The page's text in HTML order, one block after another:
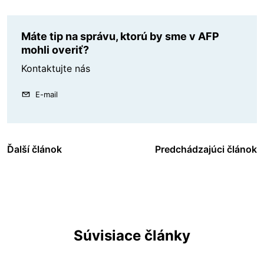
Máte tip na správu, ktorú by sme v AFP
mohli overiť?
Kontaktujte nás
E-mail
Ďalší článok Predchádzajúci článok
Súvisiace články